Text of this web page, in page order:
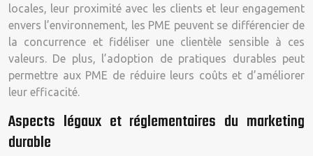
locales, leur proximité avec les clients et leur engagement
envers l’environnement, les PME peuvent se différencier de
la concurrence et fidéliser une clientèle sensible à ces
valeurs. De plus, l’adoption de pratiques durables peut
permettre aux PME de réduire leurs coûts et d’améliorer
leur efficacité.
Aspects légaux et réglementaires du marketing
durable